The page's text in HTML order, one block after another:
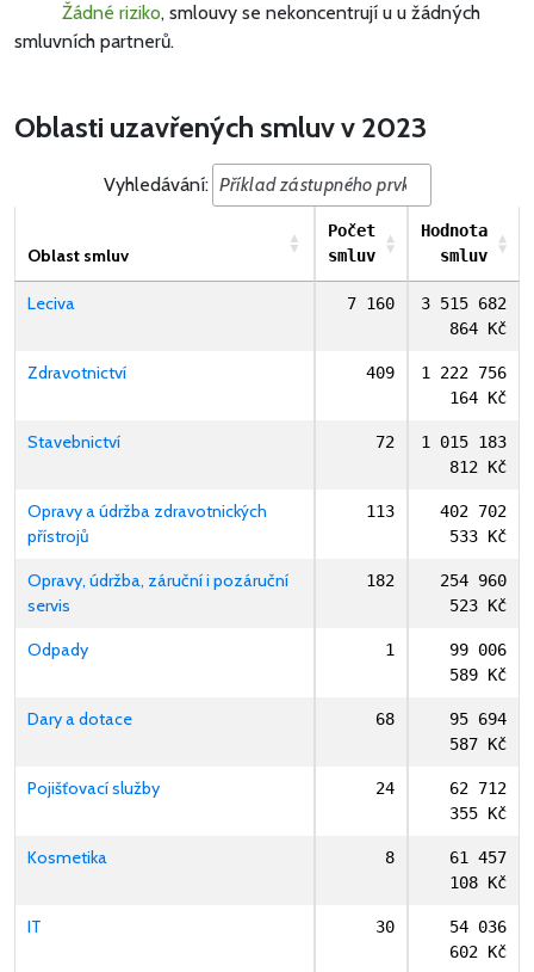
Žádné riziko, smlouvy se nekoncentrují u u žádných
smluvních partnerů.
Oblasti uzavřených smluv v 2023
Vyhledávání:
Oblast smluv
Počet
smluv
Hodnota
smluv
Leciva 7 160
3 515 682
864 Kč
Zdravotnictví 409
1 222 756
164 Kč
Stavebnictví 72
1 015 183
812 Kč
Opravy a údržba zdravotnických
přístrojů
113
402 702
533 Kč
Opravy, údržba, záruční i pozáruční
servis
182
254 960
523 Kč
Odpady 1
99 006
589 Kč
Dary a dotace 68
95 694
587 Kč
Pojišťovací služby 24
62 712
355 Kč
Kosmetika 8
61 457
108 Kč
IT 30
54 036
602 Kč